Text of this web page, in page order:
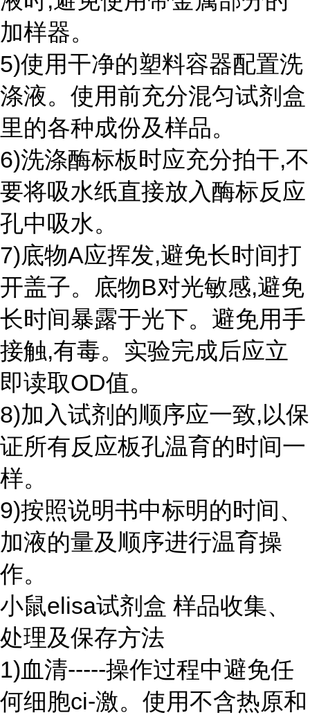
加样器。
5)使用干净的塑料容器配置洗
涤液。使用前充分混匀试剂盒
里的各种成份及样品。
6)洗涤酶标板时应充分拍干,不
要将吸水纸直接放入酶标反应
孔中吸水。
7)底物A应挥发,避免长时间打
开盖子。底物B对光敏感,避免
长时间暴露于光下。避免用手
接触,有毒。实验完成后应立
即读取OD值。
8)加入试剂的顺序应一致,以保
证所有反应板孔温育的时间一
样。
9)按照说明书中标明的时间、
加液的量及顺序进行温育操
作。
小鼠elisa试剂盒 样品收集、
处理及保存方法
1)血清-----操作过程中避免任
何细胞ci-激。使用不含热原和